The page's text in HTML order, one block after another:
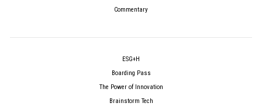
Commentary
ESG+H
Boarding Pass
The Power of Innovation
Brainstorm Tech